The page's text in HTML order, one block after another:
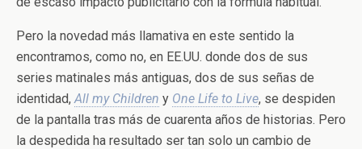
Pero la novedad más llamativa en este sentido la
encontramos, como no, en EE.UU. donde dos de sus
series matinales más antiguas, dos de sus señas de
identidad,All my Children y One Life to Live, se despiden
de la pantalla tras más de cuarenta años de historias. Pero
la despedida ha resultado ser tan solo un cambio de